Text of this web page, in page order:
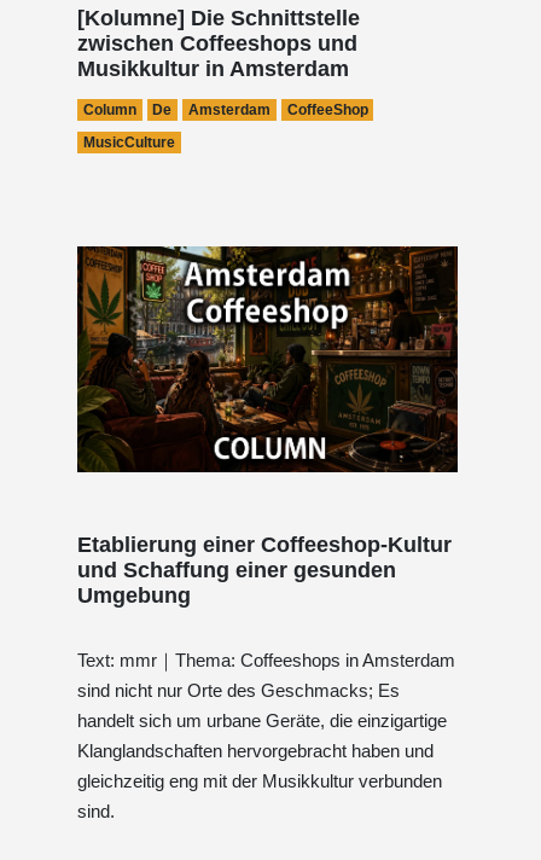
[Kolumne] Die Schnittstelle
zwischen Coffeeshops und
Musikkultur in Amsterdam
Column De Amsterdam
CoffeeShop
MusicCulture
Etablierung einer Coffeeshop-Kultur
und Schaffung einer gesunden
Umgebung
Text: mmr｜Thema: Coffeeshops in Amsterdam
sind nicht nur Orte des Geschmacks; Es
handelt sich um urbane Geräte, die einzigartige
Klanglandschaften hervorgebracht haben und
gleichzeitig eng mit der Musikkultur verbunden
sind.